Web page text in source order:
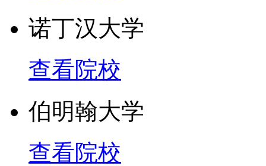
诺丁汉大学
查看院校
伯明翰大学
查看院校